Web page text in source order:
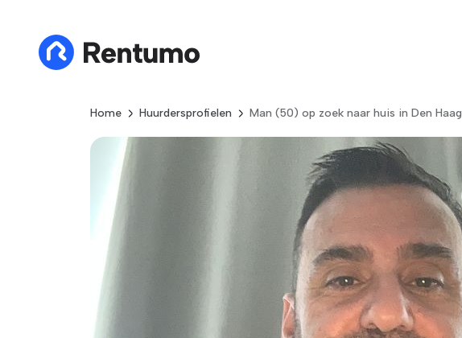
Home Huurdersprofielen Man (50) op zoek naar huis in Den Haag